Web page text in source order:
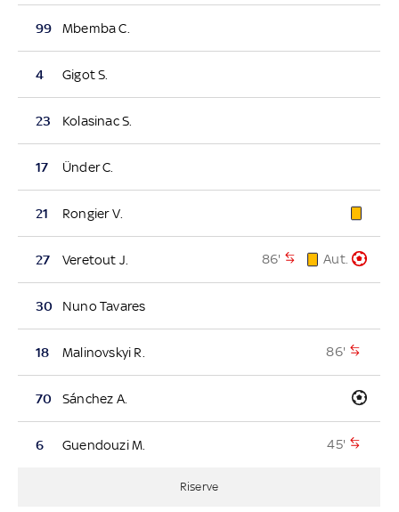
99 Mbemba C.
4 Gigot S.
23 Kolasinac S.
17 Ünder C.
21 Rongier V.
27 Veretout J. 86' Aut.
30 Nuno Tavares
18 Malinovskyi R. 86'
70 Sánchez A.
6 Guendouzi M. 45'
Riserve